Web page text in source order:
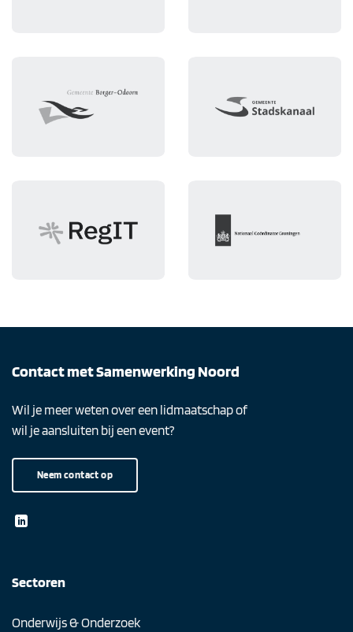
Contact met Samenwerking Noord
Wil je meer weten over een lidmaatschap of
wil je aansluiten bij een event?
Neem contact op
Sectoren
Onderwijs & Onderzoek